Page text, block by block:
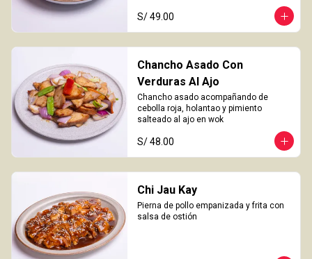
S/ 49.00
Chancho Asado Con
Verduras Al Ajo
Chancho asado acompañando de
cebolla roja, holantao y pimiento
salteado al ajo en wok
S/ 48.00
Chi Jau Kay
Pierna de pollo empanizada y frita con
salsa de ostión